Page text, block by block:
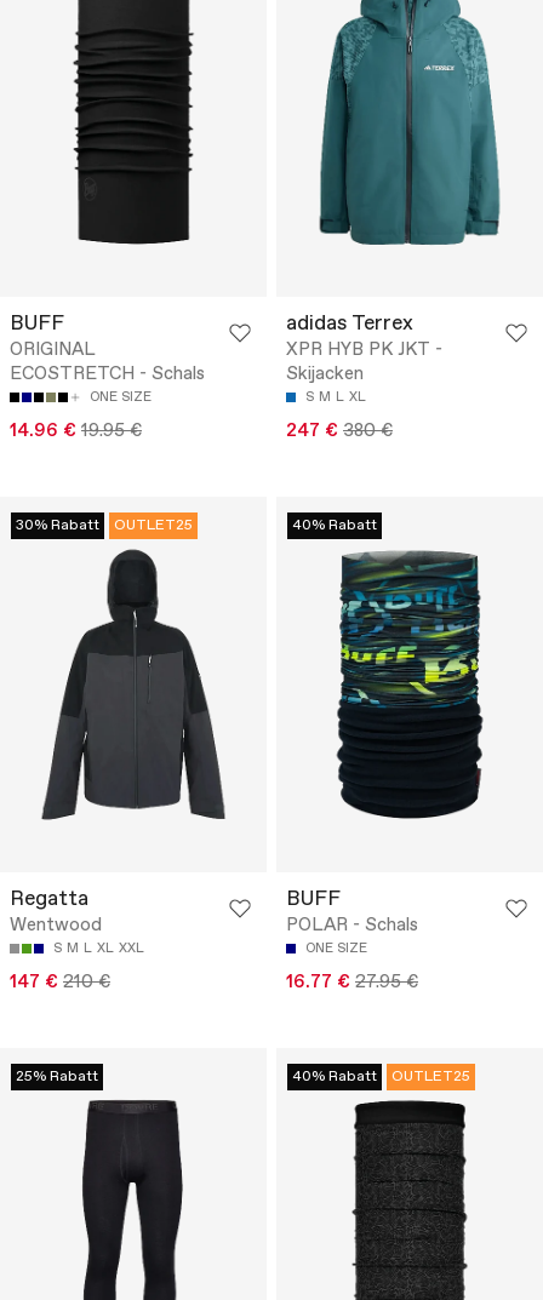
BUFF
ORIGINAL
ECOSTRETCH - Schals
ONE SIZE
14.96 € 19.95 €
adidas Terrex
XPR HYB PK JKT -
Skijacken
S M L XL
247 € 380 €
30% Rabatt OUTLET25
Regatta
Wentwood
S M L XL XXL
147 € 210 €
40% Rabatt
BUFF
POLAR - Schals
ONE SIZE
16.77 € 27.95 €
25% Rabatt 40% Rabatt OUTLET25